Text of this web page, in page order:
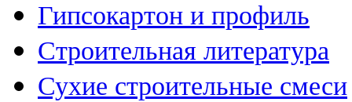
Гипсокартон и профиль
Строительная литература
Сухие строительные смеси